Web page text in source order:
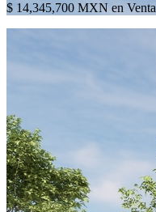
$ 14,345,700 MXN en Venta